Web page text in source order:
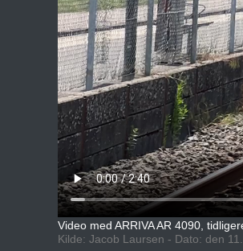
Video med ARRIVA AR 4090,
Kilde: Jacob Laursen - Dato: den